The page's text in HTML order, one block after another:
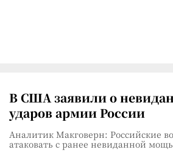
В США заявили о
ударов армии России
Аналитик Макговерн: Российские
атаковать с ранее невиданной